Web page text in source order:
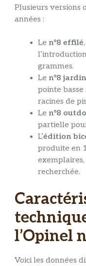
Plusieurs versions
années :
Le n°8 effilé
grammes.
Le n°8 jardin
pointe
racines de
Le n°8
partielle
L’édition
produite en
recherchée.
l’Opinel
Voici les données